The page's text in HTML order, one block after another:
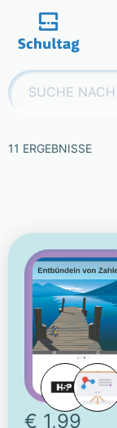
content
Suchen
nach:
11 ERGEBNISSE
€ 1,99